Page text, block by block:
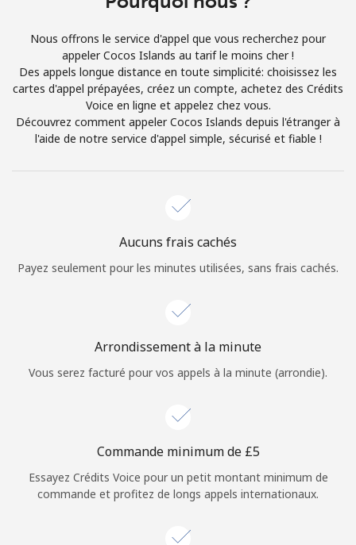
Conditions générales.
S'inscrire
Bonjour!
Continue avec
Nous offrons le service d'appel que vous recherchez pour
appeler Cocos Islands au tarif le moins cher !
Des appels longue distance en toute simplicité: choisissez les
cartes d'appel prépayées, créez un compte, achetez des Crédits
Voice en ligne et appelez chez vous.
Découvrez comment appeler Cocos Islands depuis l'étranger à
l'aide de notre service d'appel simple, sécurisé et fiable !
Aucuns frais cachés
Payez seulement pour les minutes utilisées, sans frais cachés.
Arrondissement à la minute
Vous serez facturé pour vos appels à la minute (arrondie).
Commande minimum de ⁦£5⁩
Essayez Crédits Voice pour un petit montant minimum de
commande et profitez de longs appels internationaux.